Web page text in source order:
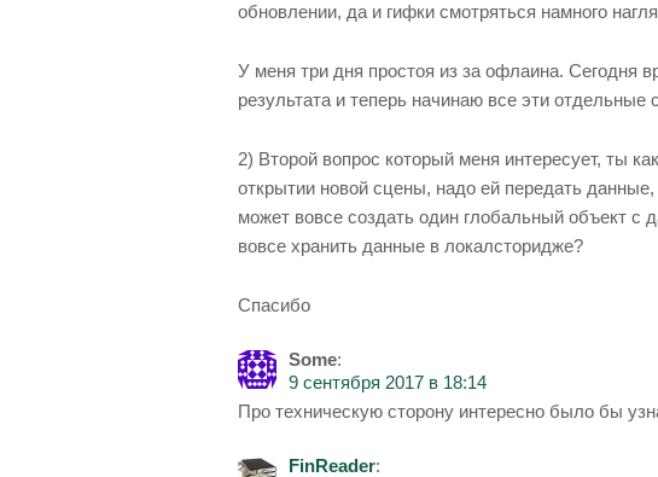
обновлении, да и гифки смотряться намного
У меня три дня простоя из за офлаина. Сегодня
результата и теперь начинаю все эти отдельные
2) Второй вопрос который меня интересует, ты
открытии новой сцены, надо ей передать
может вовсе создать один глобальный объект
вовсе хранить данные в локалсторидже?
Спасибо
Some:
9 сентября 2017 в 18:14
Про техническую сторону интересно было бы
FinReader: